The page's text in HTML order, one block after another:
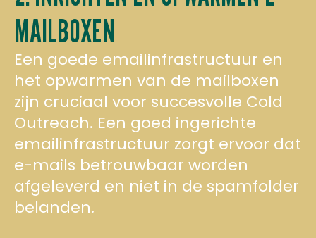
MAILBOXEN
Een goede emailinfrastructuur en
het opwarmen van de mailboxen
zijn cruciaal voor succesvolle Cold
Outreach. Een goed ingerichte
emailinfrastructuur zorgt ervoor dat
e-mails betrouwbaar worden
afgeleverd en niet in de spamfolder
belanden.